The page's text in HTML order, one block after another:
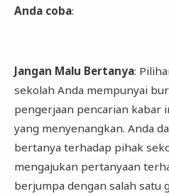
Anda coba:
Jangan Malu Bertanya:
sekolah Anda mempunyai
pengerjaan pencarian kabar
yang menyenangkan. Anda
bertanya terhadap pihak
mengajukan pertanyaan
berjumpa dengan salah satu